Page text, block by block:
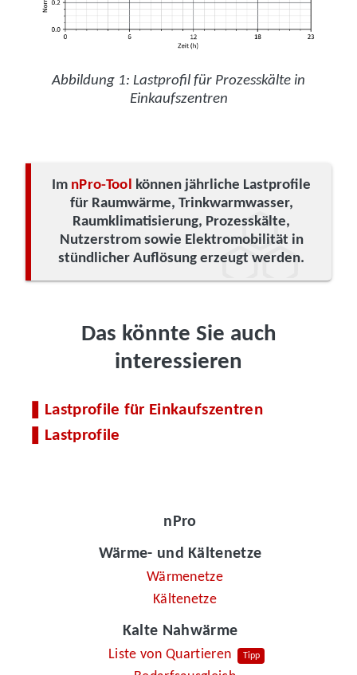
nPro
Wärme- und Kältenetze
Wärmenetze
Kältenetze
Kalte Nahwärme
Liste von Quartieren Tipp
Abbildung 1: Lastprofil für Prozesskälte in
Einkaufszentren
Im nPro-Tool können jährliche Lastprofile
für Raumwärme, Trinkwarmwasser,
Raumklimatisierung, Prozesskälte,
Nutzerstrom sowie Elektromobilität in
stündlicher Auflösung erzeugt werden.
Das könnte Sie auch
interessieren
Lastprofile für Einkaufszentren
Lastprofile